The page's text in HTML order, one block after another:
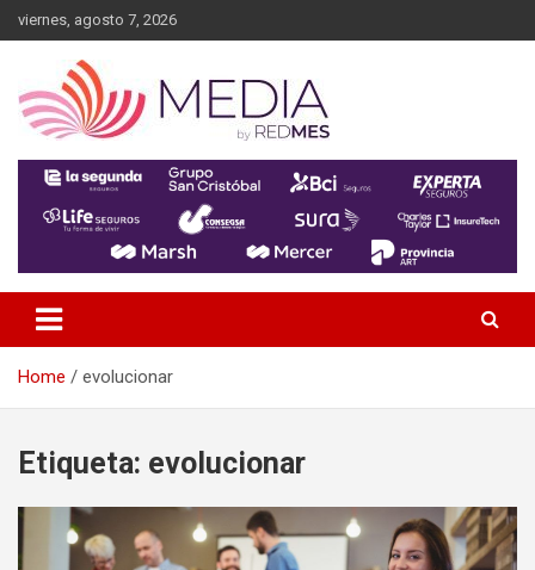
Skip
to
viernes, agosto 7, 2026
Home evolucionar
Etiqueta: evolucionar